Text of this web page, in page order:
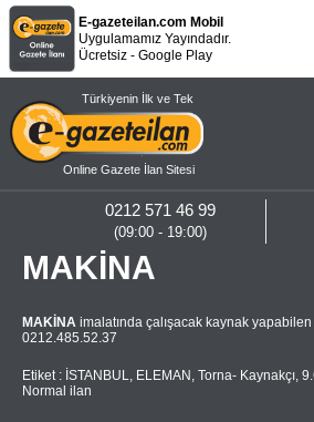
E-gazeteilan.com Mobil
Uygulamamız Yayındadır.
Ücretsiz - Google Play
Türkiyenin İlk ve Tek
Online Gazete İlan Sitesi
0212 571 46 99
(09:00 - 19:00)
MAKİNA
MAKİNA imalatında çalışacak kaynak
0212.485.52.37
Etiket : İSTANBUL, ELEMAN , Torna- Kaynakçı,
Normal ilan